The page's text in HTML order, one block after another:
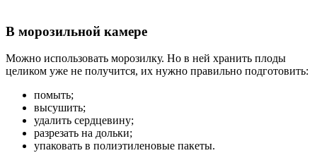
В морозильной камере
Можно использовать морозилку. Но в ней хранить плоды
целиком уже не получится, их нужно правильно подготовить:
помыть;
высушить;
удалить сердцевину;
разрезать на дольки;
упаковать в полиэтиленовые пакеты.